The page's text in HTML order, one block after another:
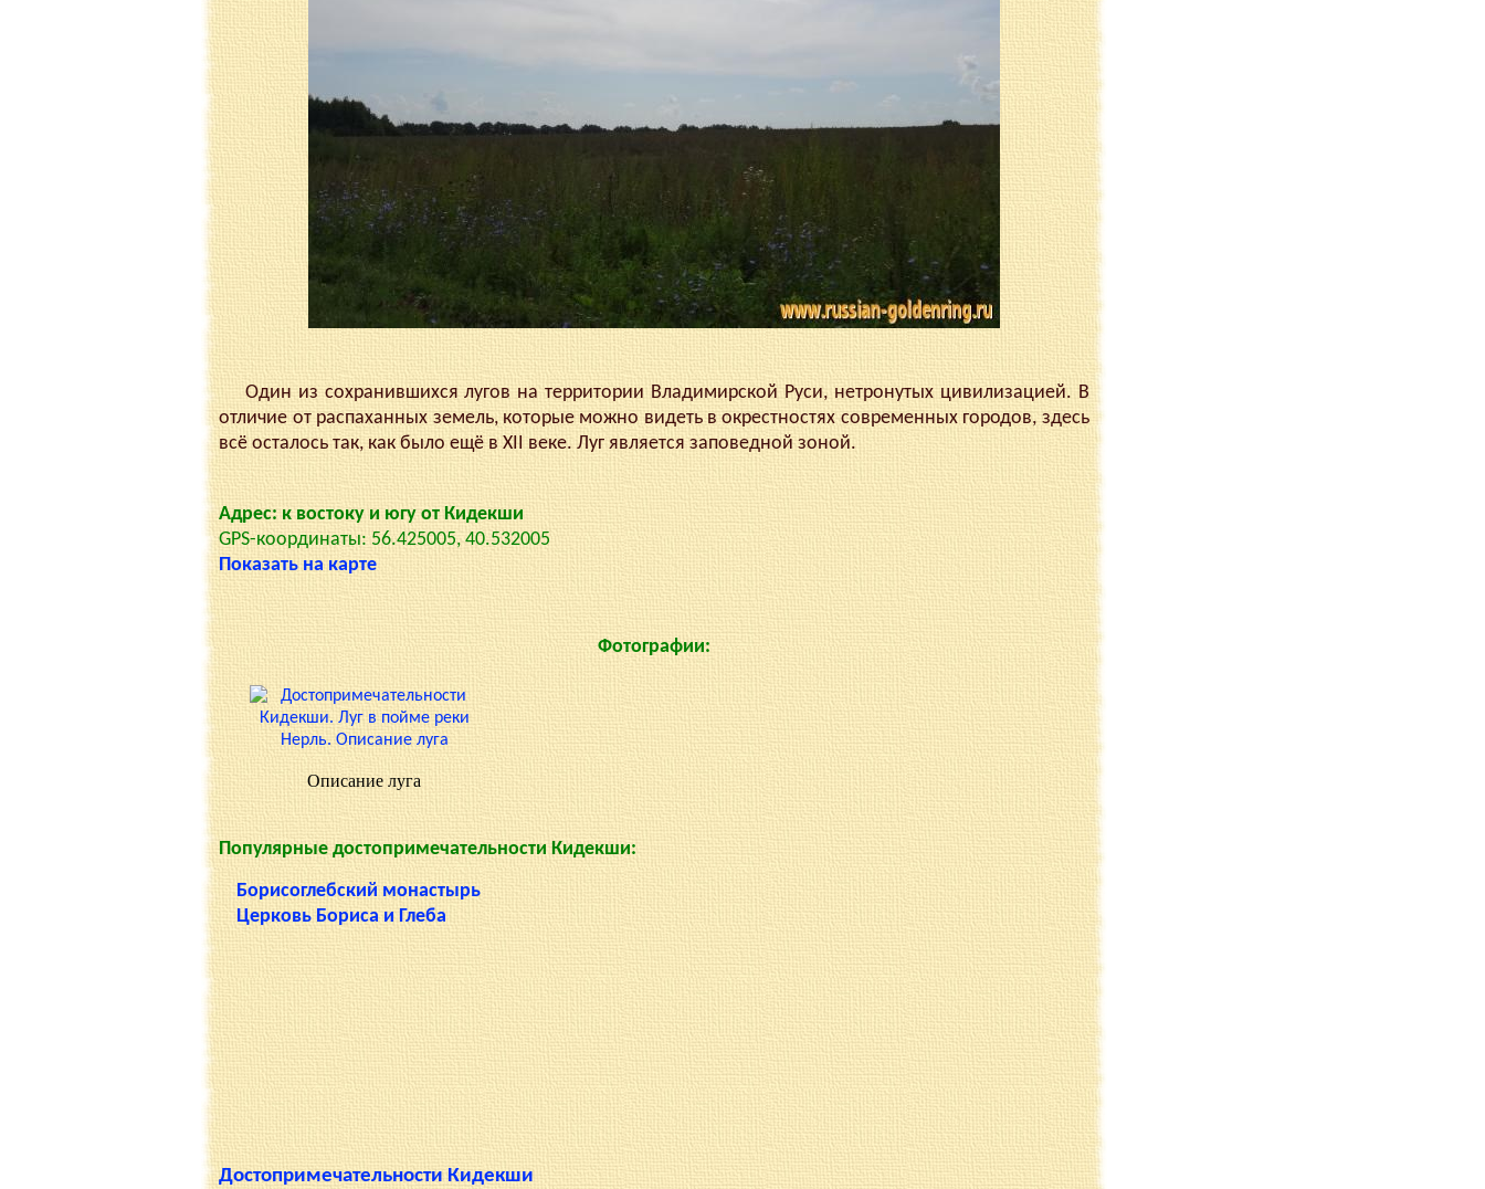
Один из сохранившихся лугов на территории Владимирской Руси, нетронутых цивилизацией. В
отличие от распаханных земель, которые можно видеть в окрестностях современных городов, здесь
всё осталось так, как было ещё в XII веке. Луг является заповедной зоной.
Адрес: к востоку и югу от Кидекши
GPS-координаты: 56.425005, 40.532005
Показать на карте
Фотографии:
Описание луга
Популярные достопримечательности Кидекши:
Борисоглебский монастырь
Церковь Бориса и Глеба
Достопримечательности Кидекши